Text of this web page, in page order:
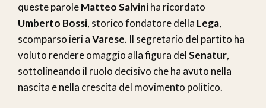
queste paroleMatteo Salviniha ricordato
Umberto Bossi, storico fondatore della Lega,
scomparso ieri aVarese. Il segretario del partito ha
voluto rendere omaggio alla figura delSenatur,
sottolineando il ruolo decisivo che ha avuto nella
nascita e nella crescita del movimento politico.